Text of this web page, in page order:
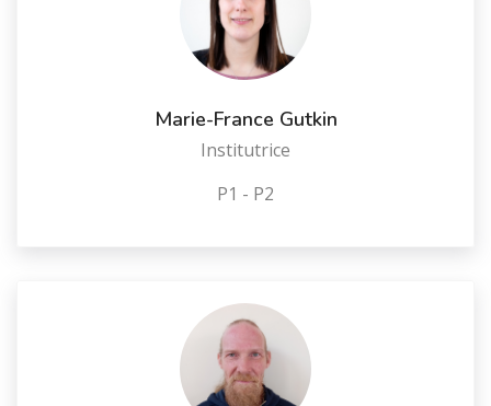
Marie-France Gutkin
Institutrice
P1 - P2